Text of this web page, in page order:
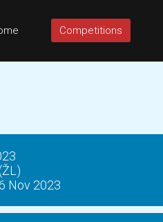
Competitions
Nov 2023